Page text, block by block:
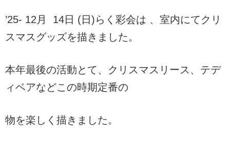
’25- 12月 14日 (日)らく彩会は 、室内にてクリ
スマスグッズを描きました。
本年最後の活動とて、クリスマスリース、テデ
ィベアなどこの時期定番の
物を楽しく描きました。